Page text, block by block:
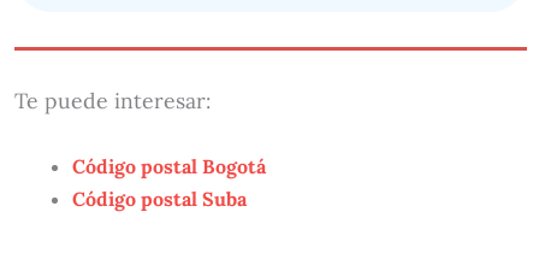
Te puede interesar:
Código postal Bogotá
Código postal Suba